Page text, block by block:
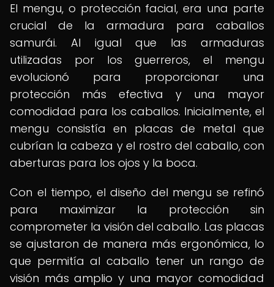
El mengu, o protección facial, era una parte
crucial de la armadura para caballos
samurái. Al igual que las armaduras
utilizadas por los guerreros, el mengu
evolucionó para proporcionar una
protección más efectiva y una mayor
comodidad para los caballos. Inicialmente, el
mengu consistía en placas de metal que
cubrían la cabeza y el rostro del caballo, con
aberturas para los ojos y la boca.
Con el tiempo, el diseño del mengu se refinó
para maximizar la protección sin
comprometer la visión del caballo. Las placas
se ajustaron de manera más ergonómica, lo
que permitía al caballo tener un rango de
visión más amplio y una mayor comodidad